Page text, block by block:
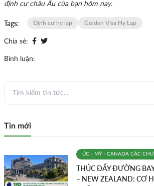
định cư châu Âu của bạn hôm nay.
Tags: Định cư hy lạp Golden Visa Hy Lạp
Chia sẻ:
Bình luận:
Tin mới
ÚC - MỸ - CANADA CÁC
THÚC ĐẨY ĐƯỜNG
– NEW ZEALAND: CƠ